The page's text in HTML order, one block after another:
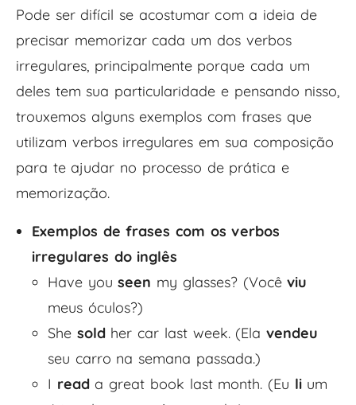
Pode ser difícil se acostumar com a ideia de
precisar memorizar cada um dos verbos
irregulares, principalmente porque cada um
deles tem sua particularidade e pensando nisso,
trouxemos alguns exemplos com frases que
utilizam verbos irregulares em sua composição
para te ajudar no processo de prática e
memorização.
Exemplos de frases com os verbos
irregulares do inglês
Have youseen my glasses? (Vocêviu
meus óculos?)
She sold her car last week. (Ela vendeu
seu carro na semana passada.)
I read a great book last month. (Eu lium